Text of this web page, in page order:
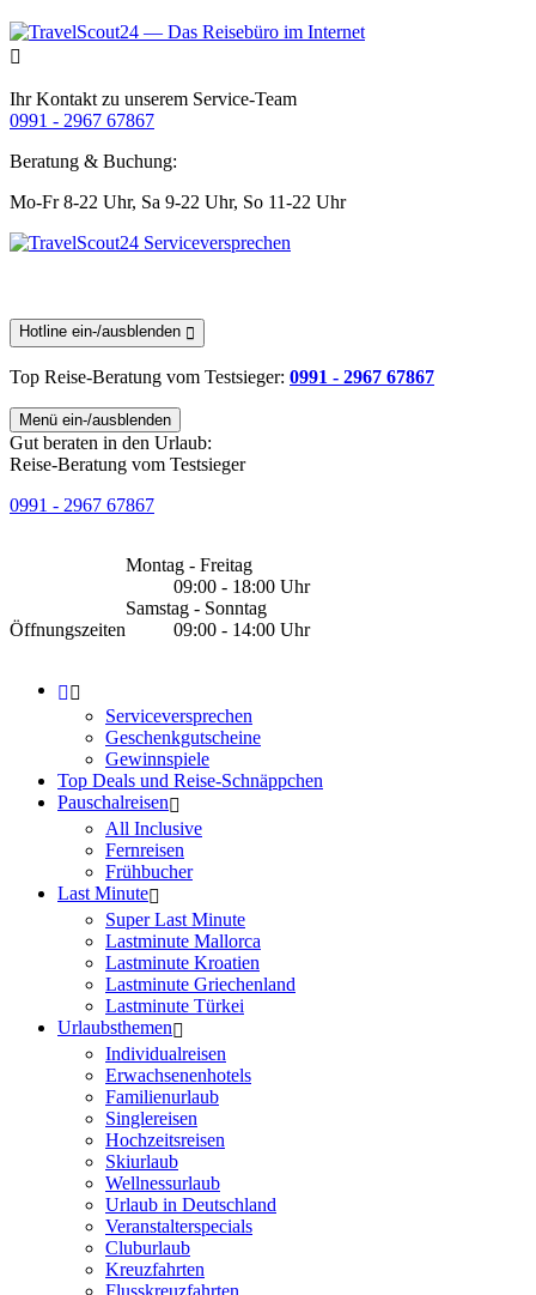
Ihr Kontakt zu unserem Service-Team
0991 - 2967 67867
Beratung & Buchung:
Mo-Fr 8-22 Uhr, Sa 9-22 Uhr, So 11-22 Uhr
Hotline ein-/ausblenden
Top Reise-Beratung vom Testsieger: 0991 - 2967 67867
Menü ein-/ausblenden
Gut beraten in den Urlaub:
Reise-Beratung vom Testsieger
0991 - 2967 67867
Öffnungszeiten
Montag - Freitag
09:00 - 18:00 Uhr
Samstag - Sonntag
09:00 - 14:00 Uhr
Serviceversprechen
Geschenkgutscheine
Gewinnspiele
Top Deals und Reise-Schnäppchen
Pauschalreisen
All Inclusive
Fernreisen
Frühbucher
Last Minute
Super Last Minute
Lastminute Mallorca
Lastminute Kroatien
Lastminute Griechenland
Lastminute Türkei
Urlaubsthemen
Individualreisen
Erwachsenenhotels
Familienurlaub
Singlereisen
Hochzeitsreisen
Skiurlaub
Wellnessurlaub
Urlaub in Deutschland
Veranstalterspecials
Cluburlaub
Kreuzfahrten
Flusskreuzfahrten